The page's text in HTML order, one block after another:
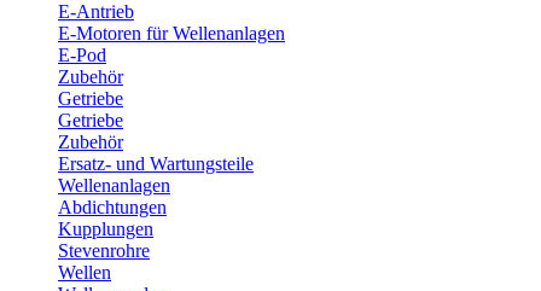
E-Antrieb
E-Motoren für Wellenanlagen
E-Pod
Zubehör
Getriebe
Getriebe
Zubehör
Ersatz- und Wartungsteile
Wellenanlagen
Abdichtungen
Kupplungen
Stevenrohre
Wellen